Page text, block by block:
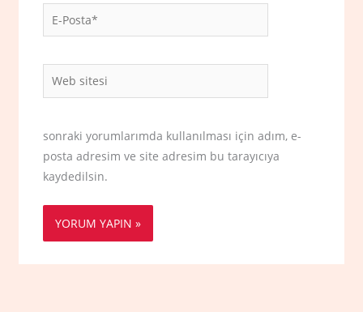
Posta*
Web
sitesi
sonraki yorumlarımda kullanılması için adım, e-
posta adresim ve site adresim bu tarayıcıya
kaydedilsin.